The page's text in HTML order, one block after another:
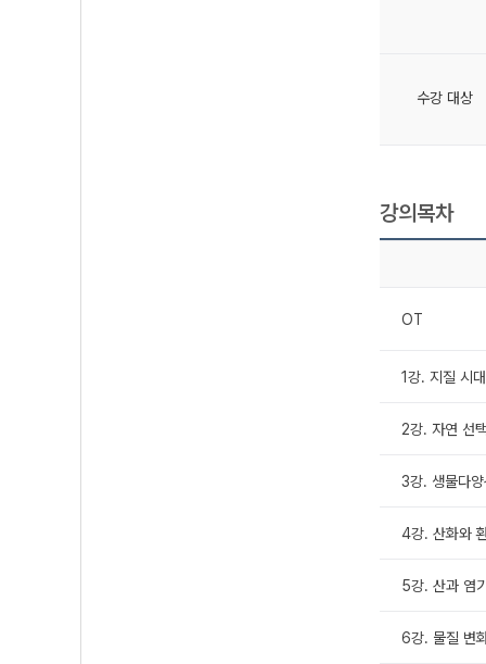
수강 대상
강의목차
OT
1강. 지질 시
2강. 자연 선
3강. 생물다
4강. 산화와
5강. 산과 염
6강. 물질 변